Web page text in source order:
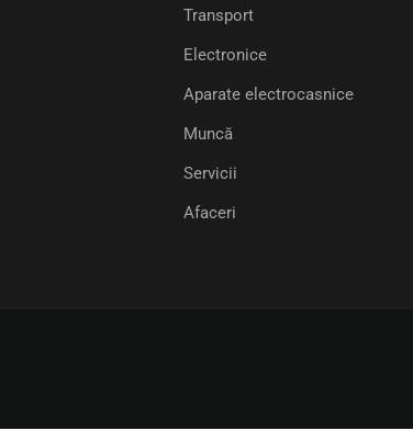
Transport
Electronice
Aparate electrocasnice
Muncă
Servicii
Afaceri